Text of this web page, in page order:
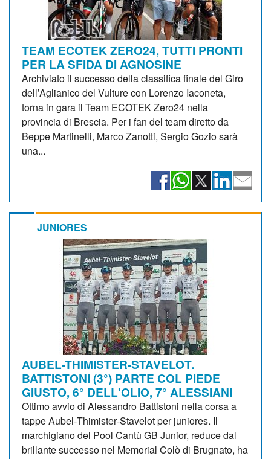
TEAM ECOTEK ZERO24, TUTTI PRONTI
PER LA SFIDA DI AGNOSINE
Archiviato il successo della classifica finale del Giro
dell’Aglianico del Vulture con Lorenzo Iaconeta,
torna in gara il Team ECOTEK Zero24 nella
provincia di Brescia. Per i fan del team diretto da
Beppe Martinelli, Marco Zanotti, Sergio Gozio sarà
una...
JUNIORES
AUBEL-THIMISTER-STAVELOT.
BATTISTONI (3°) PARTE COL PIEDE
GIUSTO, 6° DELL'OLIO, 7° ALESSIANI
Ottimo avvio di Alessandro Battistoni nella corsa a
tappe Aubel‑Thimister‑Stavelot per juniores. Il
marchigiano del Pool Cantù GB Junior, reduce dal
brillante successo nel Memorial Colò di Brugnato, ha